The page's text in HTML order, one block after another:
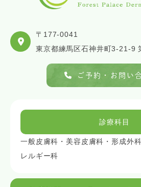
〒177-0041
東京都練馬区石神井町3-21-9
ご予約・お問い
診療科目
一般皮膚科・美容皮膚科・形成外
レルギー科